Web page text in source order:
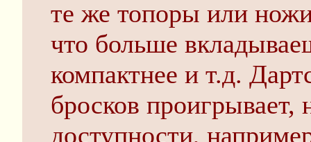
те же топоры или
что больше
компактнее и т.д.
бросков проигрывает,
доступности,